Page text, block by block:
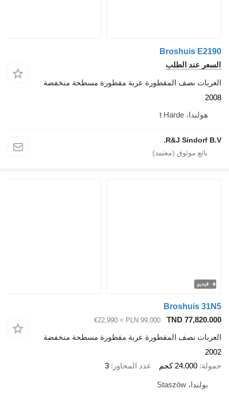
Broshuis E2190
السعر عند الطلب
العربات نصف المقطورة عربة مقطورة مسطحة منخفضة
2008
هولندا، t Harde
R&J Sindorf B.V.
فيديو
Broshuis 31N5
TND 77,820.000
PLN 99,000
≈ €22,990
العربات نصف المقطورة عربة مقطورة مسطحة منخفضة
2002
حمولة 24.000 كجم عدد المحاور 3
بولندا، Staszów